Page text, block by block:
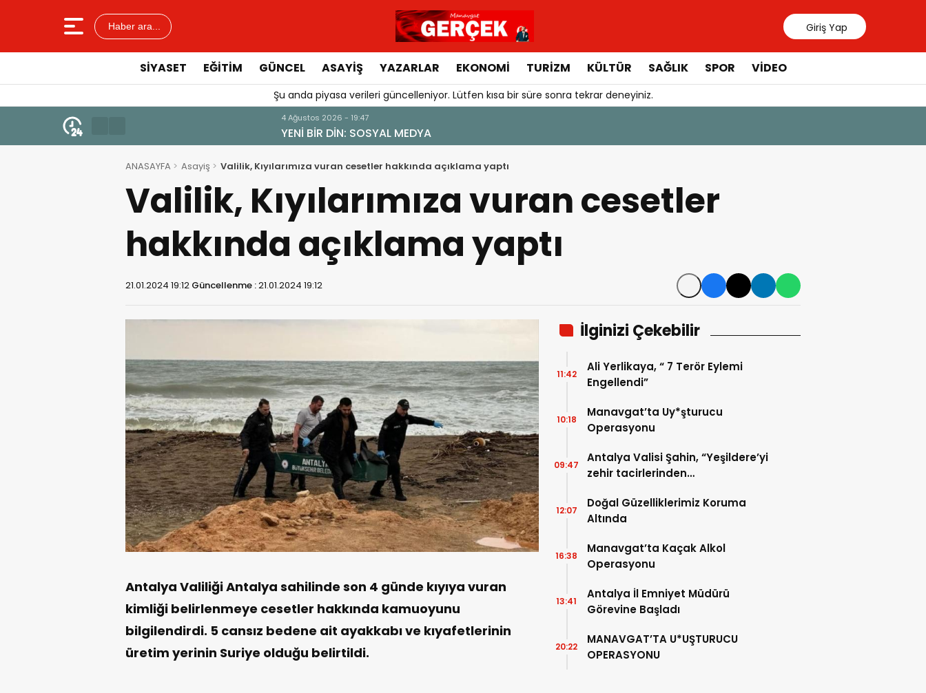
Haber ara... Giriş Yap
SIYASET EĞITIM GÜNCEL ASAYIŞ YAZARLAR EKONOMI TURIZM KÜLTÜR SAĞLIK SPOR VIDEO
Şu anda piyasa verileri güncelleniyor. Lütfen kısa bir süre sonra tekrar deneyiniz.
YENİ BİR DİN: SOSYAL MEDYA
ANASAYFA Asayiş Valilik, Kıyılarımıza vuran cesetler hakkında açıklama yaptı
Valilik, Kıyılarımıza vuran cesetler
hakkında açıklama yaptı
21.01.2024 19:12 Güncellenme :21.01.2024 19:12
Antalya Valiliği Antalya sahilinde son 4 günde kıyıya vuran
kimliği belirlenmeye cesetler hakkında kamuoyunu
bilgilendirdi. 5 cansız bedene ait ayakkabı ve kıyafetlerinin
üretim yerinin Suriye olduğu belirtildi.
İlginizi Çekebilir
Ali Yerlikaya, “ 7 Terör Eylemi
Engellendi”
11:42
Manavgat’ta Uy*şturucu
Operasyonu
10:18
Antalya Valisi Şahin, “Yeşildere’yi
zehir tacirlerinden
09:47
Doğal Güzelliklerimiz Koruma
Altında
12:07
Manavgat’ta Kaçak Alkol
Operasyonu
16:38
Antalya İl Emniyet Müdürü
Görevine Başladı
13:41
MANAVGAT’TA U*UŞTURUCU
OPERASYONU
20:22